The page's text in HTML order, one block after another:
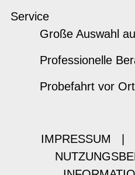
Service
Große Auswahl
Professionelle
Probefahrt vor Ort
IMPRESSUM